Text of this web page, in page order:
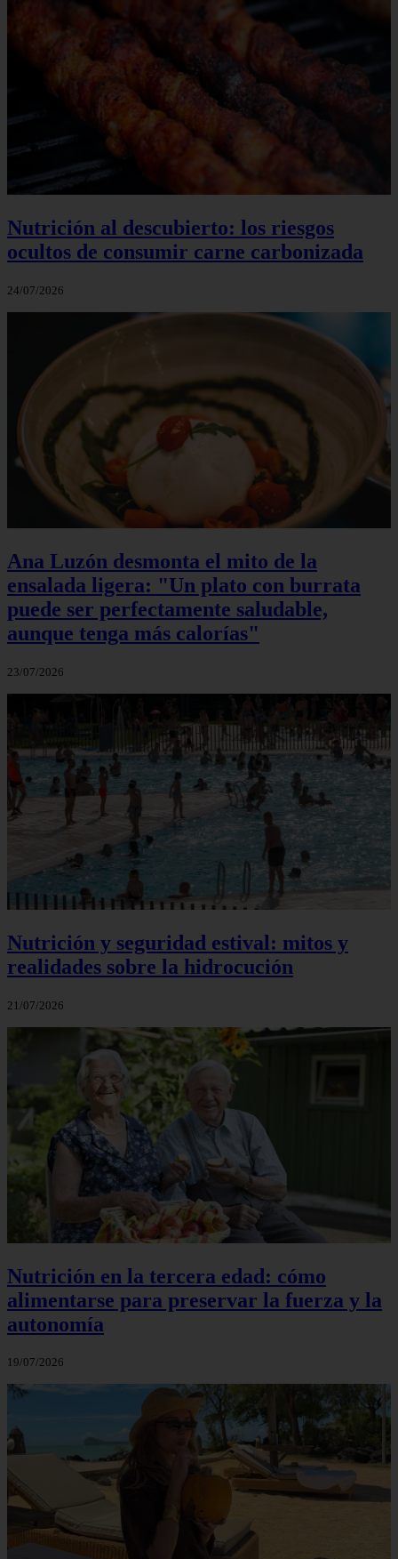
Nutrición al descubierto: los riesgos
ocultos de consumir carne carbonizada
24/07/2026
Ana Luzón desmonta el mito de la
ensalada ligera: "Un plato con burrata
puede ser perfectamente saludable,
aunque tenga más calorías"
23/07/2026
Nutrición y seguridad estival: mitos y
realidades sobre la hidrocución
21/07/2026
Nutrición en la tercera edad: cómo
alimentarse para preservar la fuerza y la
autonomía
19/07/2026